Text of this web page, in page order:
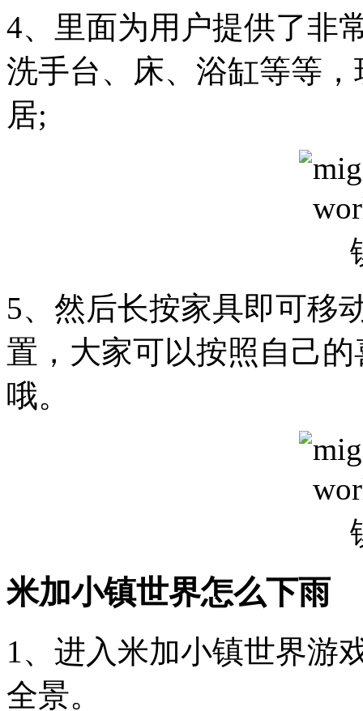
4、里面为用户提供了非
洗手台、床、浴缸等等
居;
5、然后长按家具即可移
置，大家可以按照自己
哦。
米加小镇世界怎么下雨
1、进入米加小镇世界游
全景。